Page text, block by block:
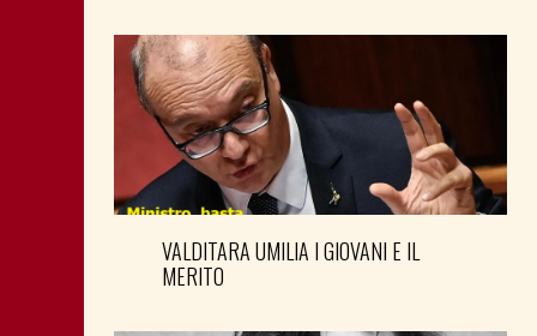
VALDITARA UMILIA I GIOVANI E IL
MERITO